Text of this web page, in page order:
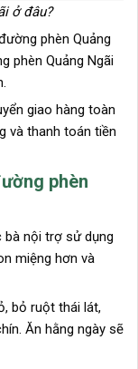
ở đâu?
phèn Quảng
phèn Quảng Ngãi
giao hàng toàn
và thanh toán tiền
phèn
bà nội trợ sử dụng
miệng hơn và
bỏ ruột thái lát,
Ăn hằng ngày sẽ